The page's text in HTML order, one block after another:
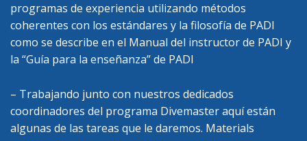
programas de experiencia utilizando métodos
coherentes con los estándares y la filosofía de PADI
como se describe en el Manual del instructor de PADI y
la “Guía para la enseñanza” de PADI
– Trabajando junto con nuestros dedicados
coordinadores del programa Divemaster aquí están
algunas de las tareas que le daremos. Materials